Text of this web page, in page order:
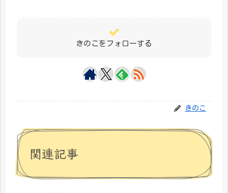
きのこをフォローする
きのこ
関連記事